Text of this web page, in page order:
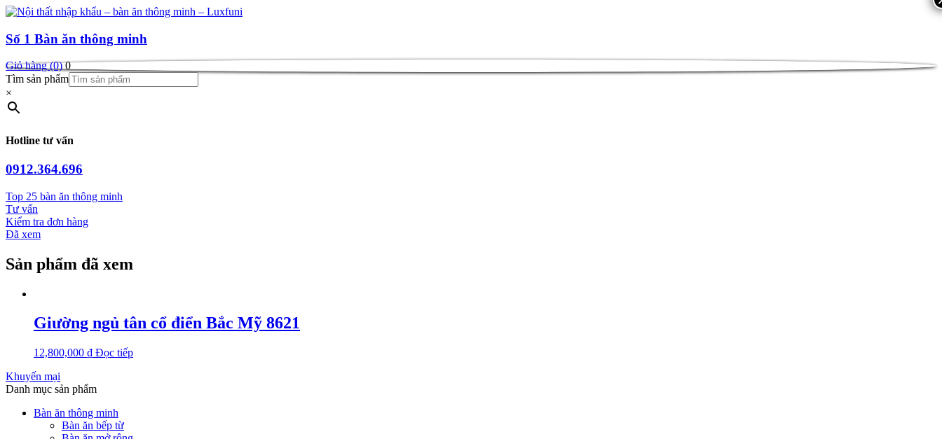
Số 1 Bàn ăn thông minh
Giỏ hàng (0) 0
Tìm sản phẩm
×
Hotline tư vấn
0912.364.696
Top 25 bàn ăn thông minh
Tư vấn
Kiểm tra đơn hàng
Đã xem
Sản phẩm đã xem
Giường ngủ tân cổ điển Bắc Mỹ 8621
12,800,000 ₫ Đọc tiếp
Khuyến mại
Danh mục sản phẩm
Bàn ăn thông minh
Bàn ăn bếp từ